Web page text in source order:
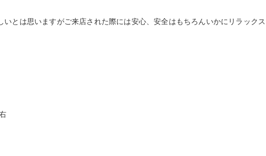
とは思いますがご来店された際には安心、安全はもちろんいかにリラックス